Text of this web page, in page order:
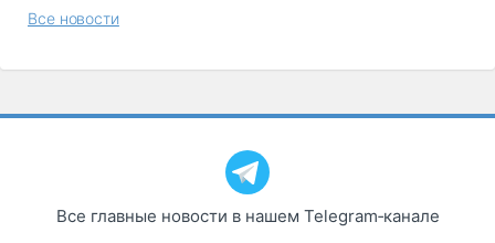
Все новости
Все главные новости в нашем Telegram‑канале